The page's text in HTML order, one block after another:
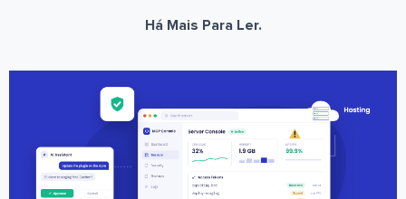
Há Mais Para Ler.